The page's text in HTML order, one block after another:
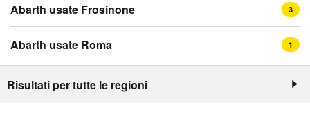
Abarth usate Frosinone 3
Abarth usate Roma 1
Risultati per tutte le regioni